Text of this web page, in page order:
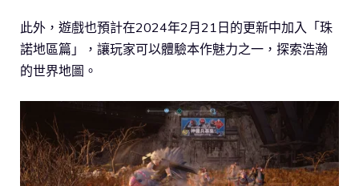
此外，遊戲也預計在2024年2月21日的更新中加入「珠
諾地區篇」，讓玩家可以體驗本作魅力之一，探索浩瀚
的世界地圖。